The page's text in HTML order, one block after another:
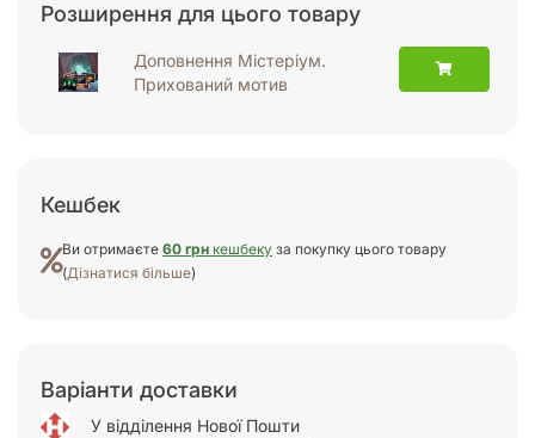
Розширення для цього товару
Доповнення Містеріум.
Прихований мотив
Кешбек
Ви отримаєте 60 грн кешбеку за покупку цього товару
(Дізнатися більше)
Варіанти доставки
У відділення Нової Пошти